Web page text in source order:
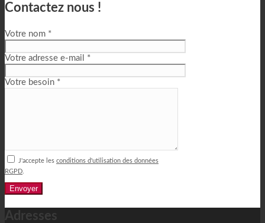
Contactez nous !
Votre nom *
Votre adresse e-mail *
Votre besoin *
J'accepte les conditions d'utilisation des données
RGPD
Adresses